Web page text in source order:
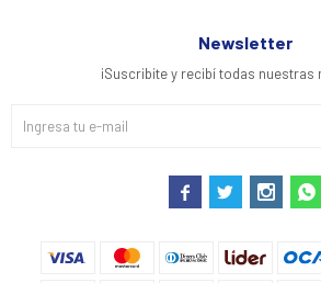
Newsletter
¡Suscribite y recibí todas nuestras
   